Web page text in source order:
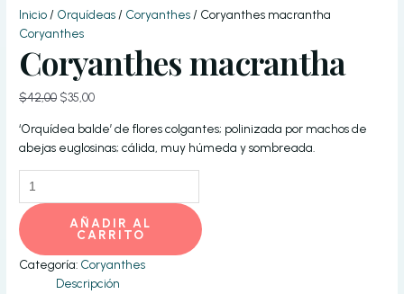
Inicio / Orquídeas / Coryanthes / Coryanthes macrantha
Coryanthes
Coryanthes macrantha
$42,00 El
original
era:
$42,00.
$35,00El
actual
es:
$35,00.
‘Orquídea balde’ de flores colgantes; polinizada por machos de
abejas euglosinas; cálida, muy húmeda y sombreada.
cantidad
AÑADIR AL
CARRITO
Categoría: Coryanthes
Descripción